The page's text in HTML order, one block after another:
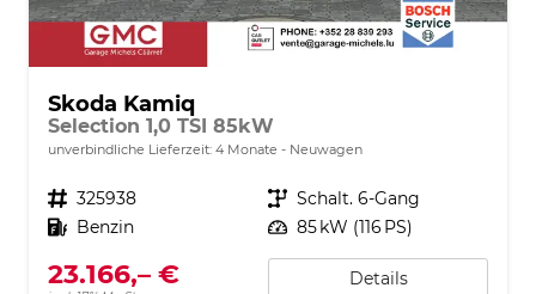
Skoda Kamiq
Selection 1,0 TSI 85kW
unverbindliche Lieferzeit: 4 Monate Neuwagen
Fahrzeugnr. 325938 Getriebe Schalt. 6-Gang
Kraftstoff Benzin Leistung 85 kW (116 PS)
23.166,– € Details